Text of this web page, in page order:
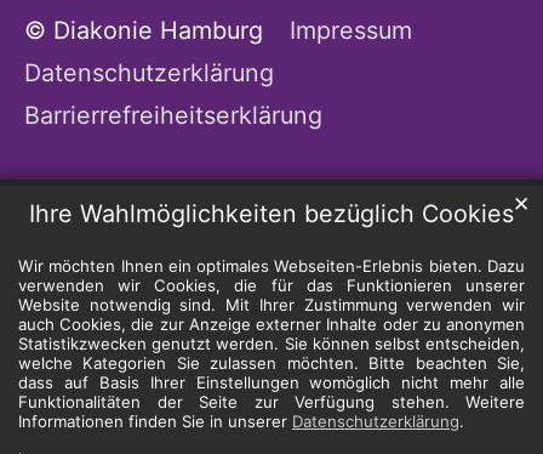
Ihre Wahlmöglichkeiten bezüglich Cookies
Wir möchten Ihnen ein optimales Webseiten-Erlebnis bieten. Dazu
verwenden wir Cookies, die für das Funktionieren unserer
Website notwendig sind. Mit Ihrer Zustimmung verwenden wir
auch Cookies, die zur Anzeige externer Inhalte oder zu anonymen
Statistikzwecken genutzt werden. Sie können selbst entscheiden,
welche Kategorien Sie zulassen möchten. Bitte beachten Sie,
dass auf Basis Ihrer Einstellungen womöglich nicht mehr alle
Funktionalitäten der Seite zur Verfügung stehen. Weitere
Informationen finden Sie in unserer Datenschutzerklärung.
✕
© Diakonie Hamburg
Impressum
Datenschutzerklärung
Barrierrefreiheitserklärung